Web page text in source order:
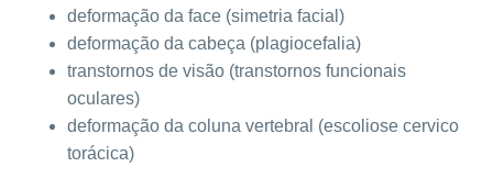
deformação da face (simetria facial)
deformação da cabeça (plagiocefalia)
transtornos de visão (transtornos funcionais
oculares)
deformação da coluna vertebral (escoliose cervico
torácica)